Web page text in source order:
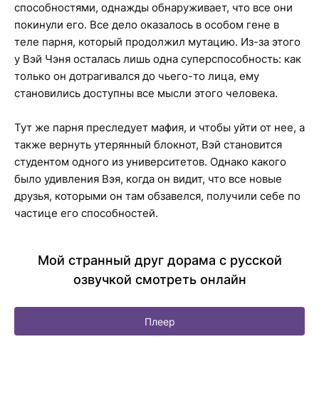
способностями, однажды обнаруживает, что все они
покинули его. Все дело оказалось в особом гене в
теле парня, который продолжил мутацию. Из-за этого
у Вэй Чэня осталась лишь одна суперспособность: как
только он дотрагивался до чьего-то лица, ему
становились доступны все мысли этого человека.
Тут же парня преследует мафия, и чтобы уйти от нее, а
также вернуть утерянный блокнот, Вэй становится
студентом одного из университетов. Однако какого
было удивления Вэя, когда он видит, что все новые
друзья, которыми он там обзавелся, получили себе по
частице его способностей.
Мой странный друг дорама с русской
озвучкой смотреть онлайн
Плеер